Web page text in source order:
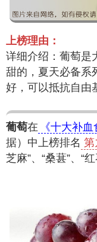
上榜理由：
详细介绍：葡萄是
甜的，夏天必备系
好，可以抵抗自由
葡萄在 《十大补血
据）中上榜排名 第
芝麻”、“桑葚”、“红